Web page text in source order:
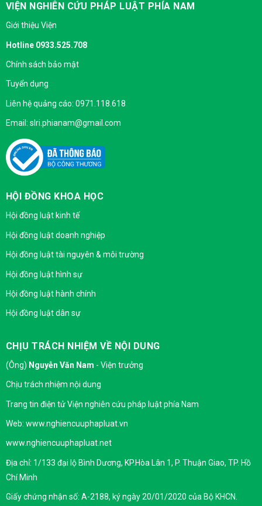
VIỆN NGHIÊN CỨU PHÁP LUẬT PHÍA NAM
Giới thiệu Viện
Hotline 0933.525.708
Chính sách bảo mật
Tuyển dụng
Liên hệ quảng cáo: 0971.118.618
Email: slri.phianam@gmail.com
HỘI ĐỒNG KHOA HỌC
Hội đồng luật kinh tế
Hội đồng luật doanh nghiệp
Hội đồng luật tài nguyên & môi trường
Hội đồng luật hình sự
Hội đồng luật hành chính
Hội đồng luật dân sự
CHỊU TRÁCH NHIỆM VỀ NỘI DUNG
(Ông) Nguyễn Văn Nam - Viện trưởng
Chịu trách nhiệm nội dung
Trang tin điện tử Viện nghiên cứu pháp luật phía Nam
Web: www.nghiencuuphapluat.vn
www.nghiencuuphapluat.net
Địa chỉ: 1/133 đại lộ Bình Dương, KP.Hòa Lân 1, P. Thuận Giao, TP. Hồ
Chí Minh
Giấy chứng nhận số: A-2188, ký ngày 20/01/2020 của Bộ KHCN.